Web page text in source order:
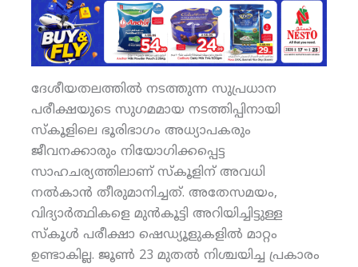
ദേശീയതലത്തില്‍ നടത്തുന്ന സുപ്രധാന
പരീക്ഷയുടെ സുഗമമായ നടത്തിപ്പിനായി
സ്‌കൂളിലെ ഭൂരിഭാഗം അധ്യാപകരും
ജീവനക്കാരും നിയോഗിക്കപ്പെട്ട
സാഹചര്യത്തിലാണ് സ്‌കൂളിന് അവധി
നല്‍കാന്‍ തീരുമാനിച്ചത്. അതേസമയം,
വിദ്യാര്‍ത്ഥികളെ മുന്‍കൂട്ടി അറിയിച്ചിട്ടുള്ള
സ്‌കൂള്‍ പരീക്ഷാ ഷെഡ്യൂളുകളില്‍ മാറ്റം
ഉണ്ടാകില്ല. ജൂണ്‍ 23 മുതല്‍ നിശ്ചയിച്ച പ്രകാരം